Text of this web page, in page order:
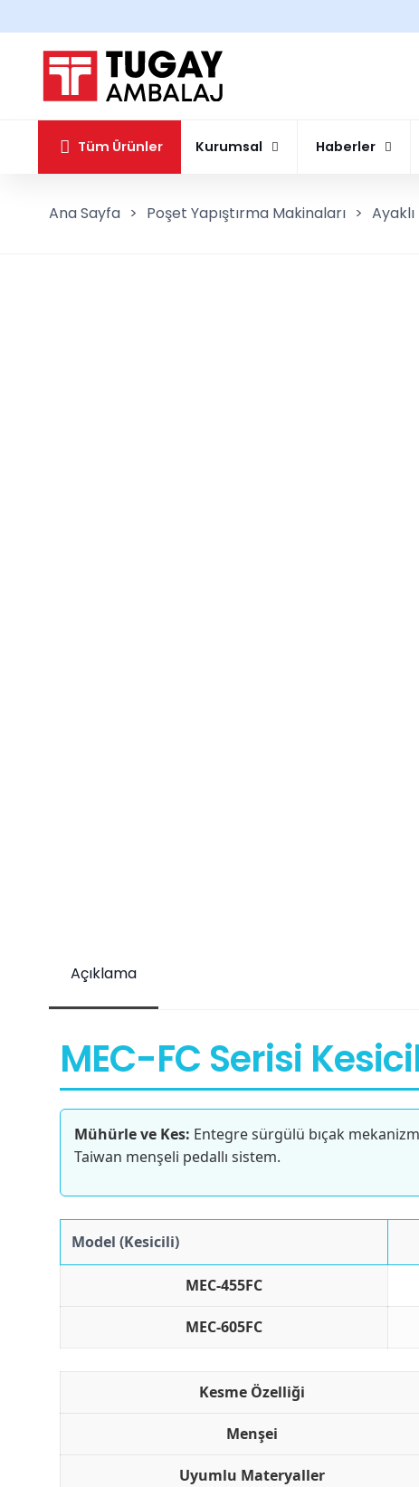
Tüm Ürünler Kurumsal Haberler
Ana Sayfa > Poşet Yapıştırma Makinaları >
Açıklama
MEC-FC Serisi
Mühürle ve Kes: Entegre sürgülü bıçak
Taiwan menşeli pedallı sistem.
Model (Kesicili)
MEC-455FC
MEC-605FC
Kesme Özelliği
Menşei
Uyumlu Materyaller